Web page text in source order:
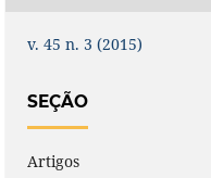
v. 45 n. 3 (2015)
SEÇÃO
Artigos